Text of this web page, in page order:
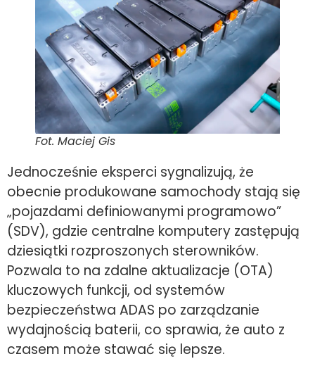
Fot. Maciej Gis
Jednocześnie eksperci sygnalizują, że
obecnie produkowane samochody stają się
„pojazdami definiowanymi programowo”
(SDV), gdzie centralne komputery zastępują
dziesiątki rozproszonych sterowników.
Pozwala to na zdalne aktualizacje (OTA)
kluczowych funkcji, od systemów
bezpieczeństwa ADAS po zarządzanie
wydajnością baterii, co sprawia, że auto z
czasem może stawać się lepsze.